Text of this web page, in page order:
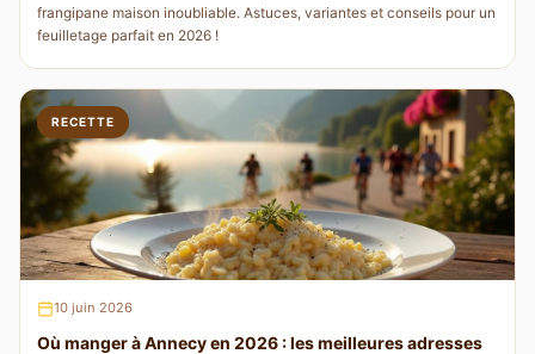
frangipane maison inoubliable. Astuces, variantes et conseils pour un
feuilletage parfait en 2026 !
RECETTE
10 juin 2026
Où manger à Annecy en 2026 : les meilleures adresses